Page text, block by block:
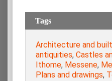
Tags
Architecture and
antiquities, Castles
Ithome, Messene,
Plans and drawings,